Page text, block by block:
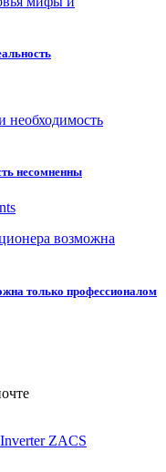
несомненны
только профессионалом